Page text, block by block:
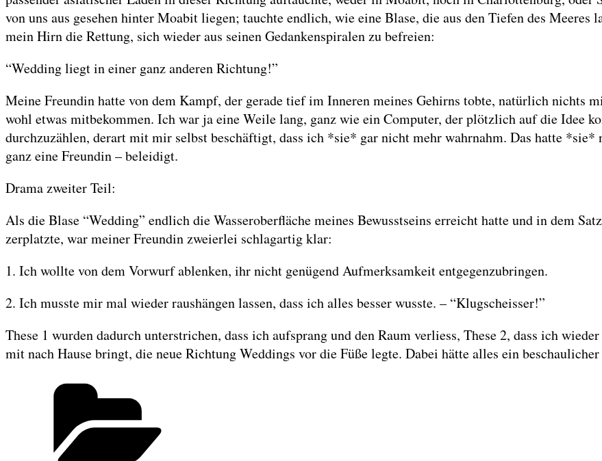
von uns aus gesehen hinter Moabit liegen; tauchte endlich, wie eine Blase, die aus den Tiefen des Meeres
mein Hirn die Rettung, sich wieder aus seinen Gedankenspiralen zu befreien:
“Wedding liegt in einer ganz anderen Richtung!”
Meine Freundin hatte von dem Kampf, der gerade tief im Inneren meines Gehirns tobte, natürlich nichts
wohl etwas mitbekommen. Ich war ja eine Weile lang, ganz wie ein Computer, der plötzlich auf die Idee
durchzuzählen, derart mit mir selbst beschäftigt, dass ich *sie* gar nicht mehr wahrnahm. Das hatte
ganz eine Freundin – beleidigt.
Drama zweiter Teil:
Als die Blase “Wedding” endlich die Wasseroberfläche meines Bewusstseins erreicht hatte und in dem
zerplatzte, war meiner Freundin zweierlei schlagartig klar:
1. Ich wollte von dem Vorwurf ablenken, ihr nicht genügend Aufmerksamkeit entgegenzubringen.
2. Ich musste mir mal wieder raushängen lassen, dass ich alles besser wusste. – “Klugscheisser!”
These 1 wurden dadurch unterstrichen, dass ich aufsprang und den Raum verliess, These 2, dass ich
mit nach Hause bringt, die neue Richtung Weddings vor die Füße legte. Dabei hätte alles ein beschaulicher